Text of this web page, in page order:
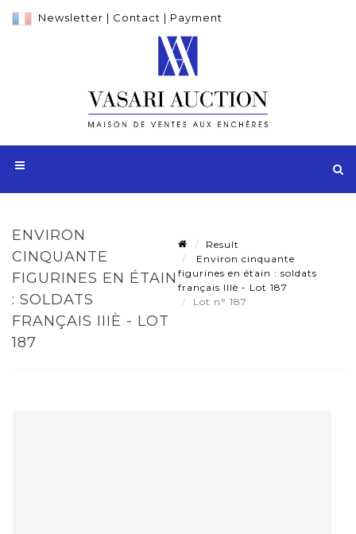
Newsletter | Contact | Payment
ENVIRON
CINQUANTE
FIGURINES EN ÉTAIN
: SOLDATS
FRANÇAIS IIIÈ - LOT
187
Result
Environ cinquante
figurines en étain : soldats
français IIIè - Lot 187
Lot n° 187